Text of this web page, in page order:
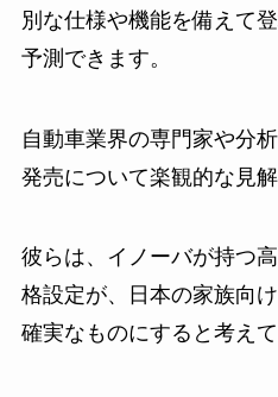
別な仕様や機能を備えて
予測できます。
自動車業界の専門家や分
発売について楽観的な見
彼らは、イノーバが持つ
格設定が、日本の家族向
確実なものにすると考えて